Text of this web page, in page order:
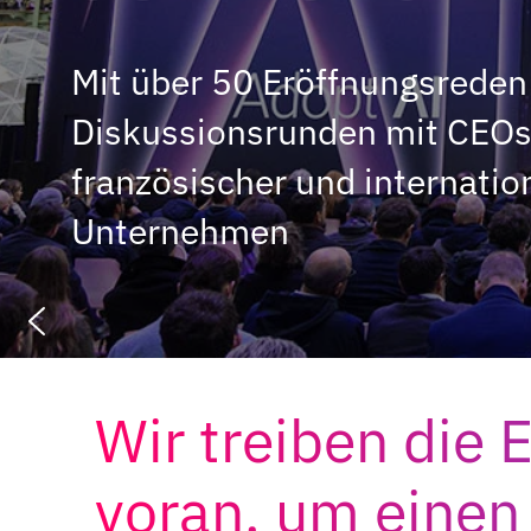
Mit über 50
Diskussionsrunden mit
französischer und
Unternehmen
Sieh dir das Video von 2025 an
Wir treiben die
voran, um